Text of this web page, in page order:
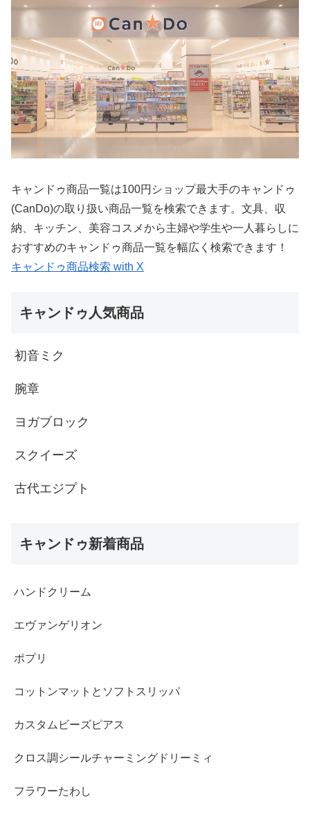
キャンドゥ商品一覧は100円ショップ最大手のキャンドゥ
(CanDo)の取り扱い商品一覧を検索できます。文具、収
納、キッチン、美容コスメから主婦や学生や一人暮らしに
おすすめのキャンドゥ商品一覧を幅広く検索できます！
キャンドゥ商品検索 with X
キャンドゥ人気商品
初音ミク
腕章
ヨガブロック
スクイーズ
古代エジプト
キャンドゥ新着商品
ハンドクリーム
エヴァンゲリオン
ポプリ
コットンマットとソフトスリッパ
カスタムビーズピアス
クロス調シールチャーミングドリーミィ
フラワーたわし